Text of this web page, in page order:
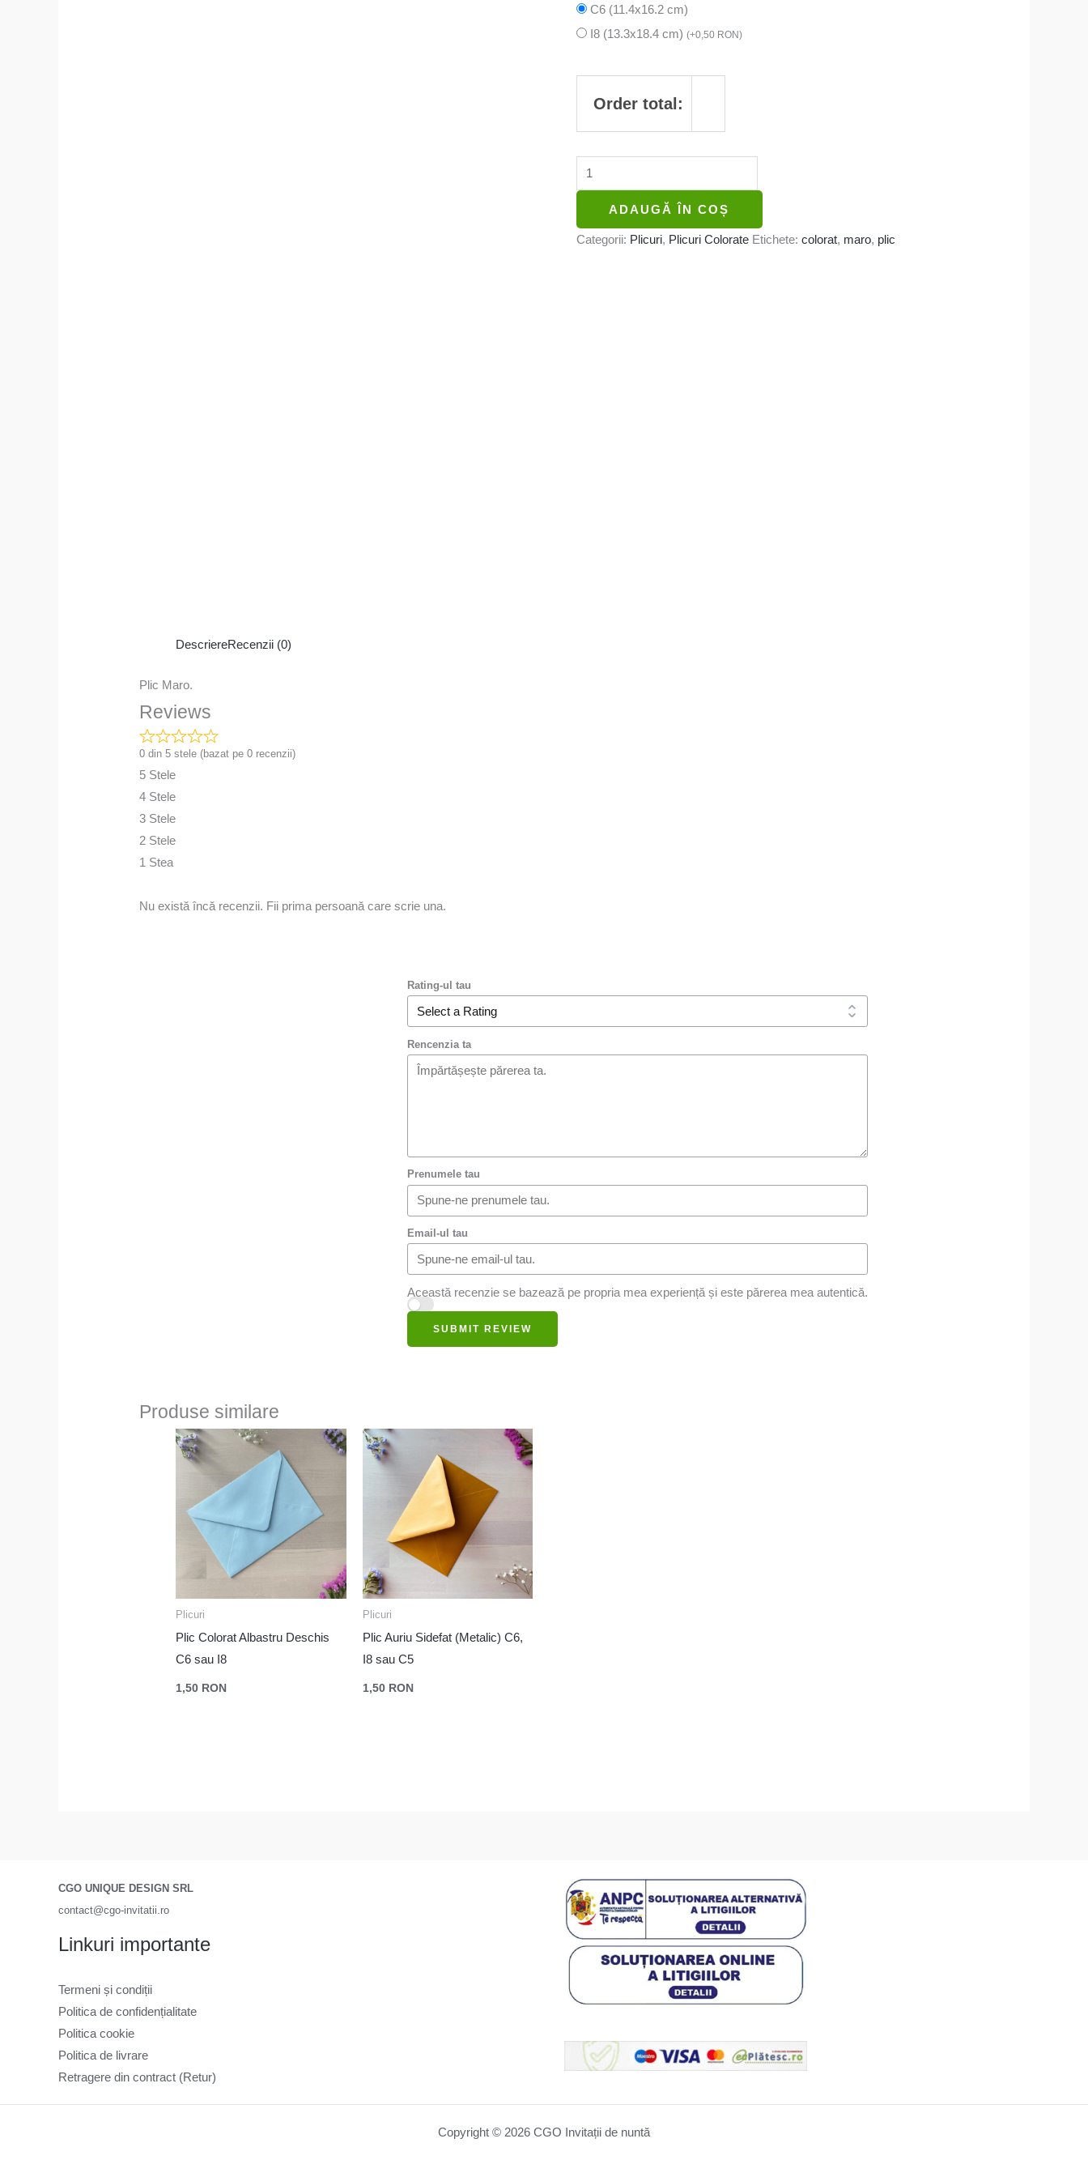
C6 (11.4x16.2 cm)
I8 (13.3x18.4 cm) (+0,50 RON)
Order total:
ADAUGĂ ÎN COȘ
Categorii: Plicuri, Plicuri Colorate Etichete: colorat, maro, plic
DescriereRecenzii (0)
Plic Maro.
Reviews
0 din 5 stele (bazat pe 0 recenzii)
5 Stele
4 Stele
3 Stele
2 Stele
1 Stea
Nu există încă recenzii. Fii prima persoană care scrie una.
Rating-ul tau
Rencenzia ta
Prenumele tau
Email-ul tau
Această recenzie se bazează pe propria mea experiență și este părerea mea autentică.
SUBMIT REVIEW
Produse similare
Plicuri
Plic Colorat Albastru Deschis
C6 sau I8
1,50 RON
Plicuri
Plic Auriu Sidefat (Metalic) C6,
I8 sau C5
1,50 RON
CGO UNIQUE DESIGN SRL
contact@cgo-invitatii.ro
Linkuri importante
Termeni și condiții
Politica de confidențialitate
Politica cookie
Politica de livrare
Retragere din contract (Retur)
Copyright © 2026 CGO Invitații de nuntă